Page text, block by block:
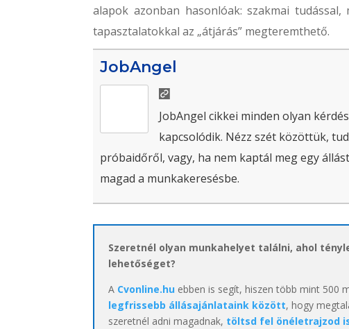
alapok azonban hasonlóak: szakmai
tapasztalatokkal az „átjárás” megteremthető.
JobAngel
JobAngel cikkei minden olyan
kapcsolódik. Nézz szét közöttük,
próbaidőről, vagy, ha nem kaptál meg egy
magad a munkakeresésbe.
Szeretnél olyan munkahelyet találni, ahol
lehetőséget?
A Cvonline.hu ebben is segít, hiszen több mint 500
legfrissebb állásajánlataink között, hogy
szeretnél adni magadnak, töltsd fel önéletrajzod